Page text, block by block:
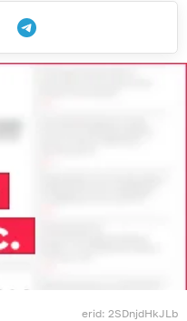
erid: 2SDnjdHkJLb